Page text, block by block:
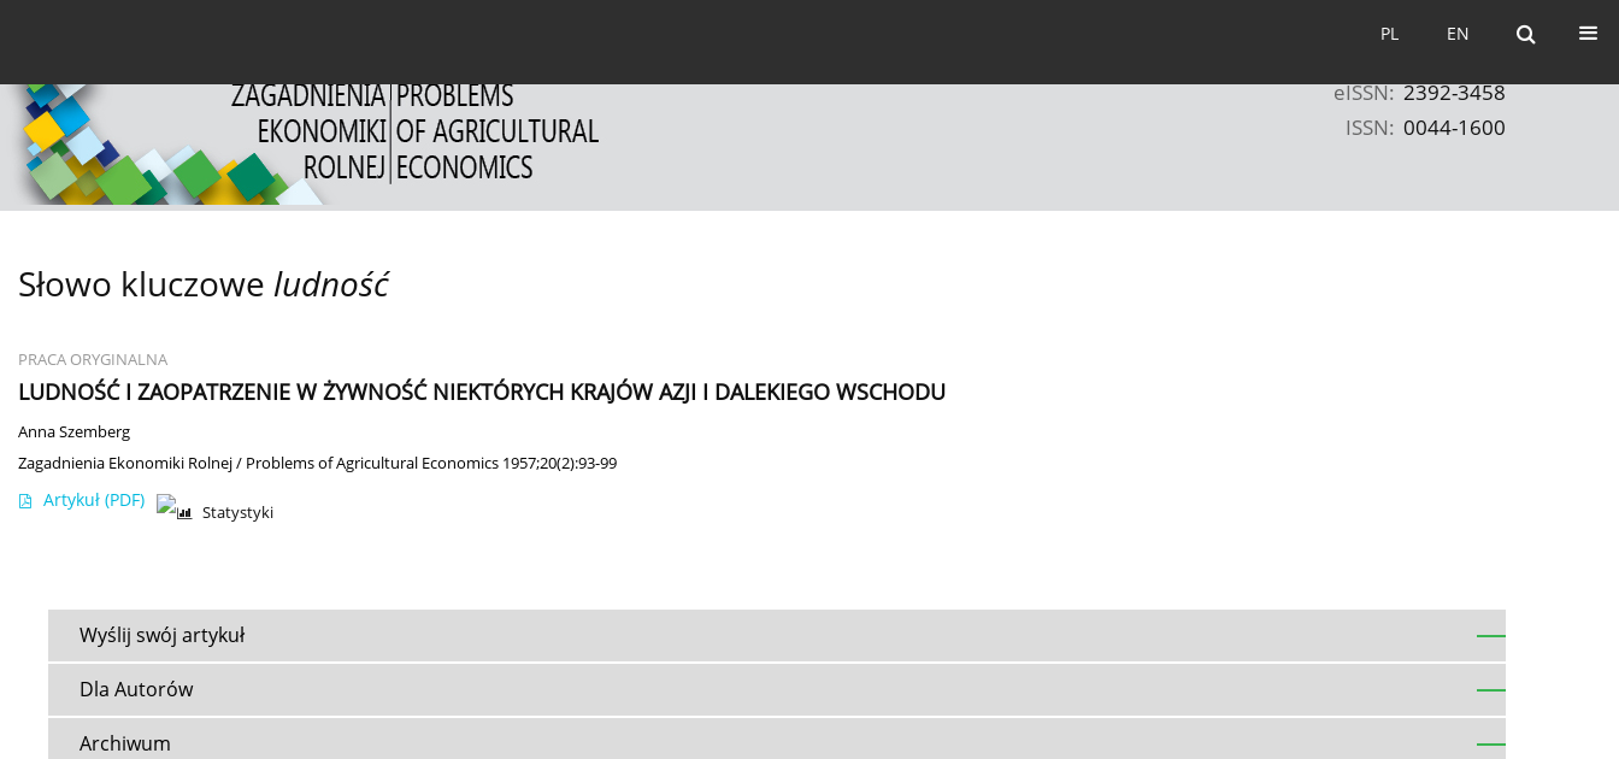
EN
PL EN
PL
eISSN: 2392-3458
ISSN: 0044-1600
Słowo kluczowe ludność
PRACA ORYGINALNA
LUDNOŚĆ I ZAOPATRZENIE W ŻYWNOŚĆ NIEKTÓRYCH KRAJÓW AZJI I DALEKIEGO WSCHODU
Anna Szemberg
Zagadnienia Ekonomiki Rolnej / Problems of Agricultural Economics 1957;20(2):93-99
Artykuł (PDF)
Statystyki
Wyślij swój artykuł
Dla Autorów
Archiwum